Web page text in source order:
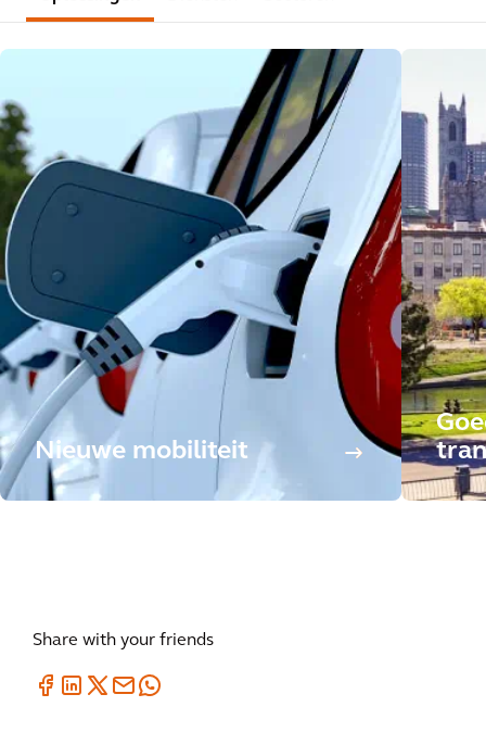
Nieuwe mobiliteit
Share with your friends